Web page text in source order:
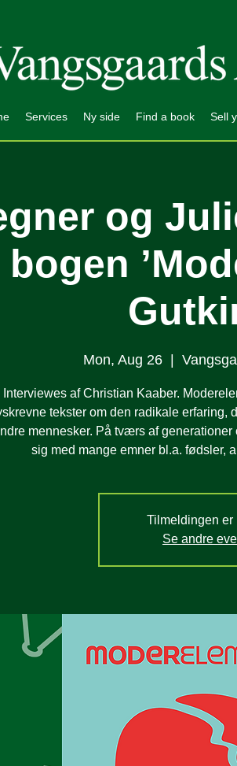
Services Ny side Find a book Sell
og
Mon, Aug 26
  |
Interviewes af Christian Kaaber.
tekster om den radikale erfaring,
mennesker. På tværs af
sig med mange emner bl.a. fødsler,
Tilmeldingen er
Se andre